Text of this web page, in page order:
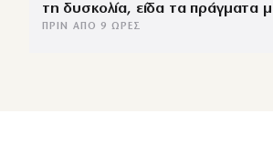
τη δυσκολία, είδα τα πράγματα
ΠΡΙΝ ΑΠΌ 9 ΏΡΕΣ